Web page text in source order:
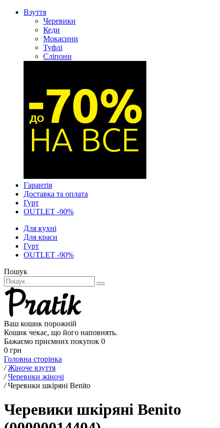
Взуття
Черевики
Кеди
Мокасини
Туфлі
Сліпони
Гарантія
Доставка та оплата
Гурт
OUTLET -90%
Для кухні
Для краси
Гурт
OUTLET -90%
Пошук
Ваш кошик порожній
Кошик чекає, що його наповнять.
Бажаємо приємних покупок 0
0 грн
Головна сторінка
/ Жіноче взуття
/ Черевики жіночі
/ Черевики шкіряні Benito
Черевики шкіряні Benito